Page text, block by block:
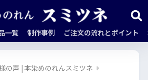
一覧 制作事例 ご注文の流れとポイント
の声 | 本染めのれんスミツネ